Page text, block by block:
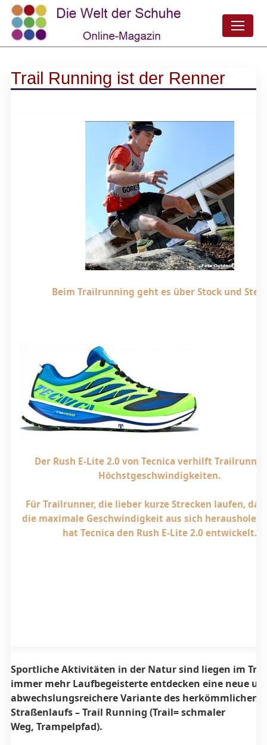
Trail Running ist der Renner
Beim Trailrunning geht es über Stock und Stein
Der Rush E-Lite 2.0 von Tecnica verhilft
Höchstgeschwindigkeiten.
Für Trailrunner, die lieber kurze Strecken laufen,
die maximale Geschwindigkeit aus sich herausholen
hat Tecnica den Rush E-Lite 2.0 entwickelt.
Sportliche Aktivitäten in der Natur sind liegen im
immer mehr Laufbegeisterte entdecken eine neue
abwechslungsreichere Variante des herkömmlichen
Straßenlaufs – Trail Running (Trail= schmaler
Weg, Trampelpfad).